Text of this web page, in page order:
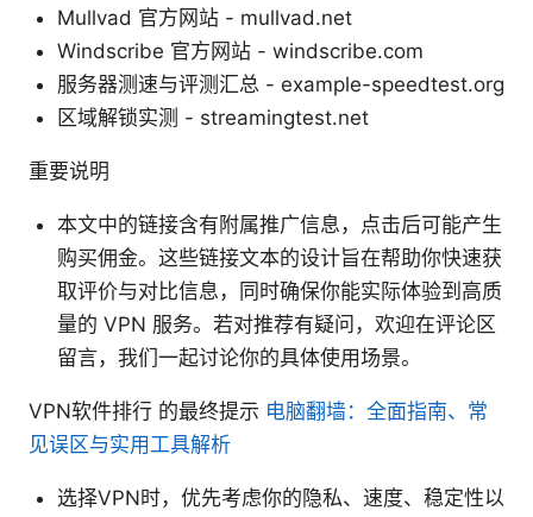
Mullvad 官方网站 - mullvad.net
Windscribe 官方网站 - windscribe.com
服务器测速与评测汇总 - example-speedtest.org
区域解锁实测 - streamingtest.net
重要说明
本文中的链接含有附属推广信息，点击后可能产生
购买佣金。这些链接文本的设计旨在帮助你快速获
取评价与对比信息，同时确保你能实际体验到高质
量的 VPN 服务。若对推荐有疑问，欢迎在评论区
留言，我们一起讨论你的具体使用场景。
VPN软件排行 的最终提示 电脑翻墙：全面指南、常
见误区与实用工具解析
选择VPN时，优先考虑你的隐私、速度、稳定性以